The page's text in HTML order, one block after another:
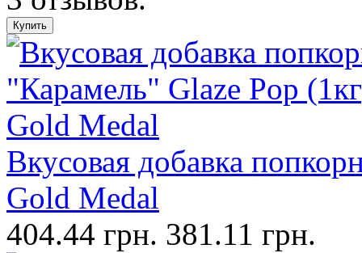
Вкусовая добавка
Gold Medal
404.44 грн. 381.11 грн.